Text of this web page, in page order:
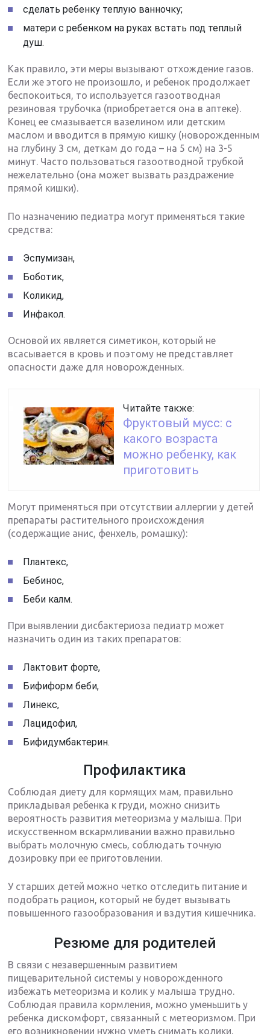
сделать ребенку теплую ванночку;
матери с ребенком на руках встать под теплый
душ.
Как правило, эти меры вызывают отхождение газов.
Если же этого не произошло, и ребенок продолжает
беспокоиться, то используется газоотводная
резиновая трубочка (приобретается она в аптеке).
Конец ее смазывается вазелином или детским
маслом и вводится в прямую кишку (новорожденным
на глубину 3 см, деткам до года – на 5 см) на 3-5
минут. Часто пользоваться газоотводной трубкой
нежелательно (она может вызвать раздражение
прямой кишки).
По назначению педиатра могут применяться такие
средства:
Эспумизан,
Боботик,
Коликид,
Инфакол.
Основой их является симетикон, который не
всасывается в кровь и поэтому не представляет
опасности даже для новорожденных.
Читайте также:
Фруктовый мусс: с
какого возраста
можно ребенку, как
приготовить
Могут применяться при отсутствии аллергии у детей
препараты растительного происхождения
(содержащие анис, фенхель, ромашку):
Плантекс,
Бебинос,
Беби калм.
При выявлении дисбактериоза педиатр может
назначить один из таких препаратов:
Лактовит форте,
Бифиформ беби,
Линекс,
Лацидофил,
Бифидумбактерин.
Профилактика
Соблюдая диету для кормящих мам, правильно
прикладывая ребенка к груди, можно снизить
вероятность развития метеоризма у малыша. При
искусственном вскармливании важно правильно
выбрать молочную смесь, соблюдать точную
дозировку при ее приготовлении.
У старших детей можно четко отследить питание и
подобрать рацион, который не будет вызывать
повышенного газообразования и вздутия кишечника.
Резюме для родителей
В связи с незавершенным развитием
пищеварительной системы у новорожденного
избежать метеоризма и колик у малыша трудно.
Соблюдая правила кормления, можно уменьшить у
ребенка дискомфорт, связанный с метеоризмом. При
его возникновении нужно уметь снимать колики,